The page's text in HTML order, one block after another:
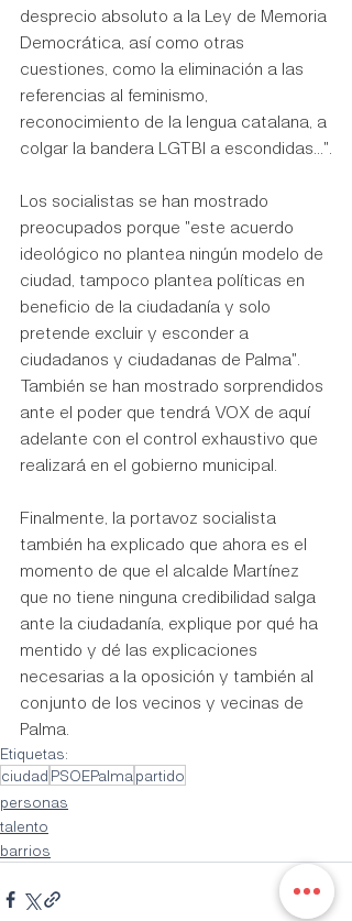
desprecio absoluto a la Ley de Memoria
Democrática, así como otras
cuestiones, como la eliminación a las
referencias al feminismo,
reconocimiento de la lengua catalana, a
colgar la bandera LGTBI a escondidas...".
Los socialistas se han mostrado
preocupados porque "este acuerdo
ideológico no plantea ningún modelo de
ciudad, tampoco plantea políticas en
beneficio de la ciudadanía y solo
pretende excluir y esconder a
ciudadanos y ciudadanas de Palma".
También se han mostrado sorprendidos
ante el poder que tendrá VOX de aquí
adelante con el control exhaustivo que
realizará en el gobierno municipal.
Finalmente, la portavoz socialista
también ha explicado que ahora es el
momento de que el alcalde Martínez
que no tiene ninguna credibilidad salga
ante la ciudadanía, explique por qué ha
mentido y dé las explicaciones
necesarias a la oposición y también al
conjunto de los vecinos y vecinas de
Palma.
Etiquetas:
ciudad PSOEPalma partido
personas
talento
barrios